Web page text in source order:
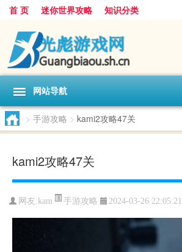
首 页 迷你世界攻略 知识分类
网站导航
> 手游攻略 > kami2攻略47关
kami2攻略47关
网友: kam 手游攻略 2024-03-26 22:05:21